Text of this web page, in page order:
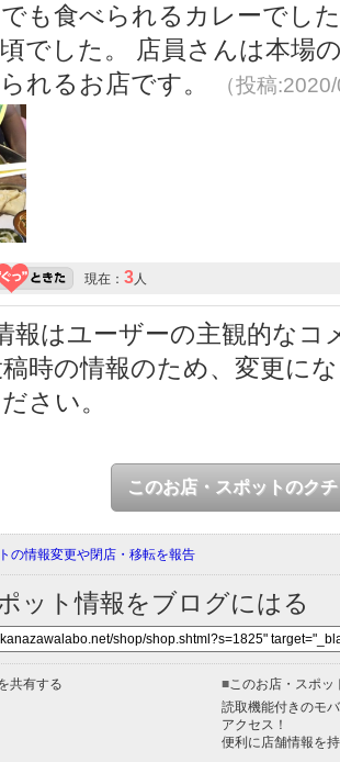
も食べられるカレーでし
でした。 店員さんは本場
れるお店です。
（投稿
現在： 3人
報はユーザーの主観的なコ
時の情報のため、変更に
さい。
このお店・スポットのク
の情報変更や閉店・移転を報告
ット情報をブログにはる
共有する ■このお店・スポッ
読取機能付きのモ
アクセス！
便利に店舗情報を